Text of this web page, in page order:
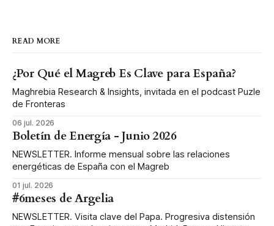
READ MORE
¿Por Qué el Magreb Es Clave para España?
Maghrebia Research & Insights, invitada en el podcast Puzle
de Fronteras
06 jul. 2026
Boletín de Energía - Junio 2026
NEWSLETTER. Informe mensual sobre las relaciones
energéticas de España con el Magreb
01 jul. 2026
#6meses de Argelia
NEWSLETTER. Visita clave del Papa. Progresiva distensión